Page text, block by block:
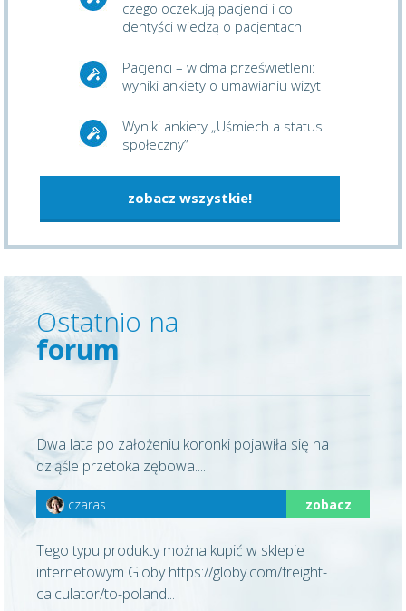
czego oczekują pacjenci i co
dentyści wiedzą o pacjentach
Pacjenci – widma prześwietleni:
wyniki ankiety o umawianiu wizyt
Wyniki ankiety „Uśmiech a status
społeczny”
zobacz wszystkie!
Ostatnio na
forum
Dwa lata po założeniu koronki pojawiła się na
dziąśle przetoka zębowa....
czaras zobacz
Tego typu produkty można kupić w sklepie
internetowym Globy https://globy.com/freight-
calculator/to-poland...